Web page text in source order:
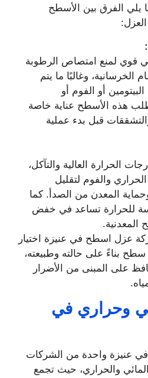
يلي الفرق بين الأسطح
قوي لمنع امتصاص الرطوبة
الخرسانية، وغالبًا ما يتم
أو الفوم أو
هذه الأسطح عناية خاصة
قبل بدء عملية
الحرارة العالية والتآكل،
والفوم لتقليل
المعدن من الصدأ. كما
للحرارة تساعد في خفض
عزل اسطح في عنيزة اختيار
بناءً على حالته وطبيعته،
على المبنى من الأضرار
وحراري في
عنيزة واحدة من الشركات
والحراري، حيث تجمع